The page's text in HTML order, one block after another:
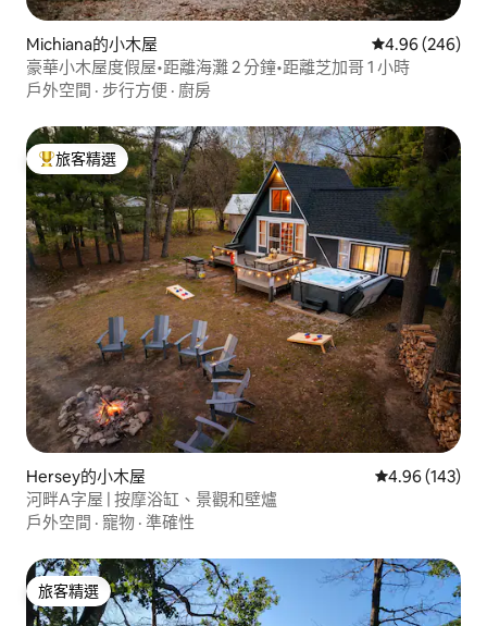
Michiana的小木屋 從 246 則評價
4.96 (246)
豪華小木屋度假屋•距離海灘 2 分鐘•距離芝加哥 1 小時
戶外空間 · 步行方便 · 廚房
旅客精選榜首
旅客精選
Hersey的小木屋 從 143 則評價
4.96 (143)
河畔A字屋 | 按摩浴缸、景觀和壁爐
戶外空間 · 寵物 · 準確性
旅客精選
旅客精選